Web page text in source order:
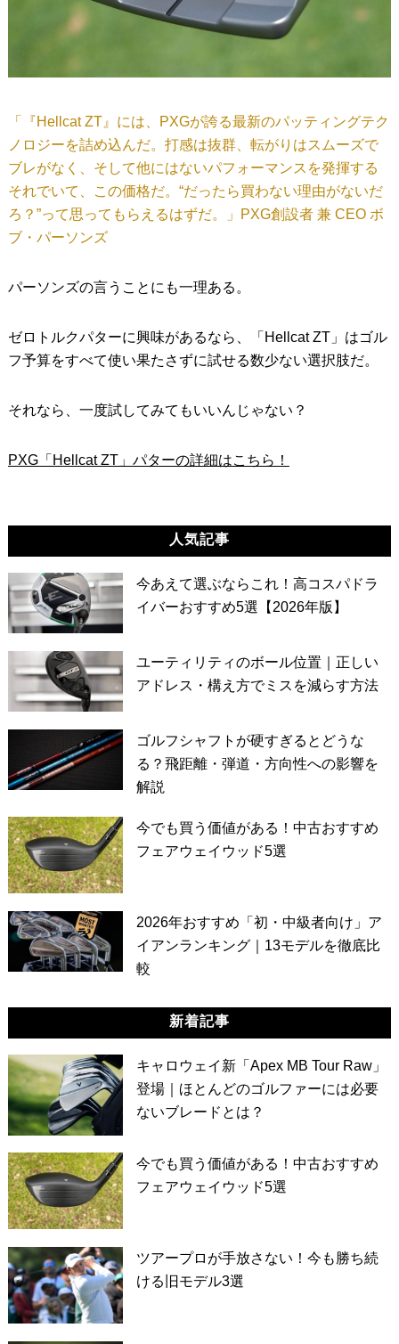
「『Hellcat ZT』には、PXGが誇る最新のパッティングテク
ノロジーを詰め込んだ。打感は抜群、転がりはスムーズで
ブレがなく、そして他にはないパフォーマンスを発揮する
それでいて、この価格だ。“だったら買わない理由がないだ
ろ？”って思ってもらえるはずだ。」PXG創設者 兼 CEO ボ
ブ・パーソンズ
パーソンズの言うことにも一理ある。
ゼロトルクパターに興味があるなら、「Hellcat ZT」はゴル
フ予算をすべて使い果たさずに試せる数少ない選択肢だ。
それなら、一度試してみてもいいんじゃない？
PXG「Hellcat ZT」パターの詳細はこちら！
人気記事
今あえて選ぶならこれ！高コスパドラ
イバーおすすめ5選【2026年版】
ユーティリティのボール位置｜正しい
アドレス・構え方でミスを減らす方法
ゴルフシャフトが硬すぎるとどうな
る？飛距離・弾道・方向性への影響を
解説
今でも買う価値がある！中古おすすめ
フェアウェイウッド5選
2026年おすすめ「初・中級者向け」ア
イアンランキング｜13モデルを徹底比
較
新着記事
キャロウェイ新「Apex MB Tour Raw」
登場｜ほとんどのゴルファーには必要
ないブレードとは？
今でも買う価値がある！中古おすすめ
フェアウェイウッド5選
ツアープロが手放さない！今も勝ち続
ける旧モデル3選